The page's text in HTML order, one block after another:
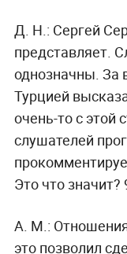
Д. Н.: Сергей
представляет.
однозначны. За
Турцией
очень-то с этой
слушателей
Это что значит?
А. М.:
это позволил